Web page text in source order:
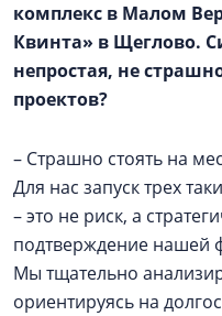
комплекс в Малом
Квинта» в Щеглово.
непростая, не
проектов?
– Страшно стоять на
Для нас запуск трех
– это не риск, а
подтверждение нашей
Мы тщательно
ориентируясь на